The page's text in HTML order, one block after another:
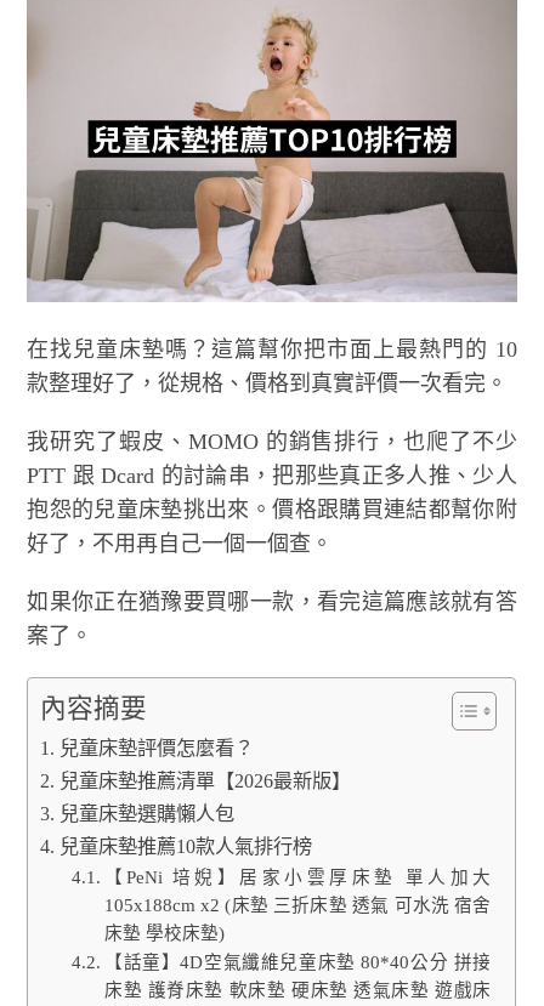
在找兒童床墊嗎？這篇幫你把市面上最熱門的 10
款整理好了，從規格、價格到真實評價一次看完。
我研究了蝦皮、MOMO 的銷售排行，也爬了不少
PTT 跟 Dcard 的討論串，把那些真正多人推、少人
抱怨的兒童床墊挑出來。價格跟購買連結都幫你附
好了，不用再自己一個一個查。
如果你正在猶豫要買哪一款，看完這篇應該就有答
案了。
內容摘要
兒童床墊評價怎麼看？
兒童床墊推薦清單【2026最新版】
兒童床墊選購懶人包
兒童床墊推薦10款人氣排行榜
【PeNi 培婗】居家小雲厚床墊 單人加大
105x188cm x2 (床墊 三折床墊 透氣 可水洗 宿舍
床墊 學校床墊)
【話童】4D空氣纖維兒童床墊 80*40公分 拼接
床墊 護脊床墊 軟床墊 硬床墊 透氣床墊 遊戲床